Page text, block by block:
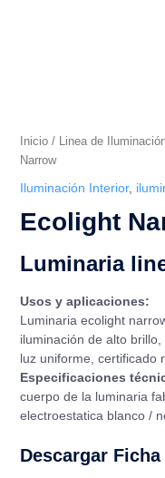
Inicio/ Linea de
Narrow
Iluminación Interior,
Ecolight
Luminaria
Usos y aplicaciones:
Luminaria ecolight
iluminación de alto
luz uniforme, certificado
Especificaciones
cuerpo de la luminaria
electroestatica blanco /
Descargar